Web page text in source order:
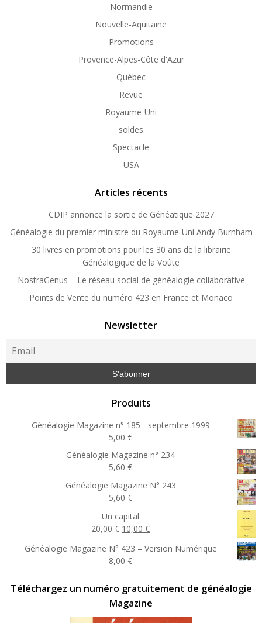
Normandie
Nouvelle-Aquitaine
Promotions
Provence-Alpes-Côte d'Azur
Québec
Revue
Royaume-Uni
soldes
Spectacle
USA
Articles récents
CDIP annonce la sortie de Généatique 2027
Généalogie du premier ministre du Royaume-Uni Andy Burnham
30 livres en promotions pour les 30 ans de la librairie
Généalogique de la Voûte
NostraGenus – Le réseau social de généalogie collaborative
Points de Vente du numéro 423 en France et Monaco
Newsletter
Produits
Généalogie Magazine n° 185 - septembre 1999
5,00 €
Généalogie Magazine n° 234
5,60 €
Généalogie Magazine N° 243
5,60 €
Un capital
20,00€ Le
initial
était :
10,00 €Le
actuel
Généalogie Magazine N° 423 – Version Numérique
8,00 €
Téléchargez un numéro gratuitement de généalogie
Magazine